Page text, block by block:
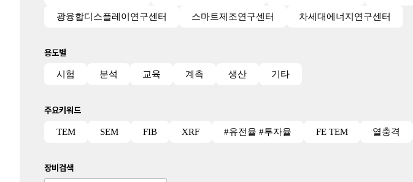
광융합디스플레이연구센터 스마트제조연구센터 차세대에너지연구센터
용도별
시험 분석 교육 계측 생산 기타
주요키워드
TEM SEM FIB XRF #유전율 #투자율 FE TEM 열충격
장비검색